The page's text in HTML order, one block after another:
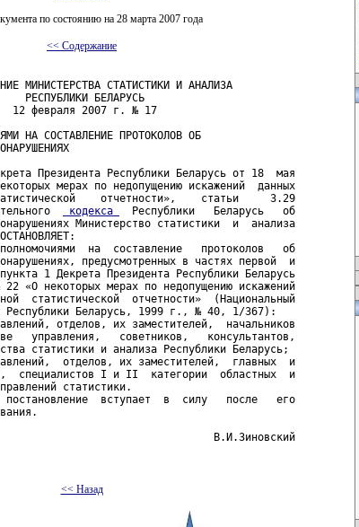
по состоянию на 28 марта 2007 года
<< Содержание
МИНИСТЕРСТВА СТАТИСТИКИ И АНАЛИЗА
РЕСПУБЛИКИ БЕЛАРУСЬ
12 февраля 2007 г. № 17
НА СОСТАВЛЕНИЕ ПРОТОКОЛОВ ОБ
Президента Республики Беларусь от 18  мая
мерах по недопущению искажений  данных
отчетности»,    статьи     3.29
кодекса
  Республики   Беларусь   об
Министерство статистики  и  анализа
на  составление   протоколов   об
предусмотренных в частях первой  и
1 Декрета Президента Республики Беларусь
«О некоторых мерах по недопущению искажений
статистической  отчетности»  (Национальный
Республики Беларусь, 1999 г., № 40, 1/367):
отделов, их заместителей,  начальников
управления,   советников,   консультантов,
статистики и анализа Республики Беларусь;
отделов, их заместителей,  главных  и
специалистов І и ІІ  категории  областных  и
статистики.
постановление  вступает  в  силу   после   его
В.И.Зиновский
<< Назад